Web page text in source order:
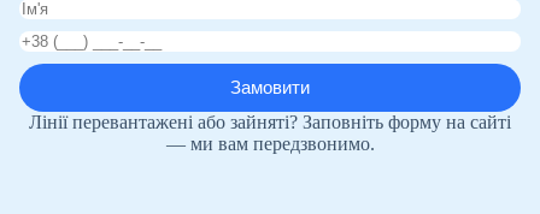
Лінії перевантажені або зайняті? Заповніть форму на сайті
— ми вам передзвонимо.